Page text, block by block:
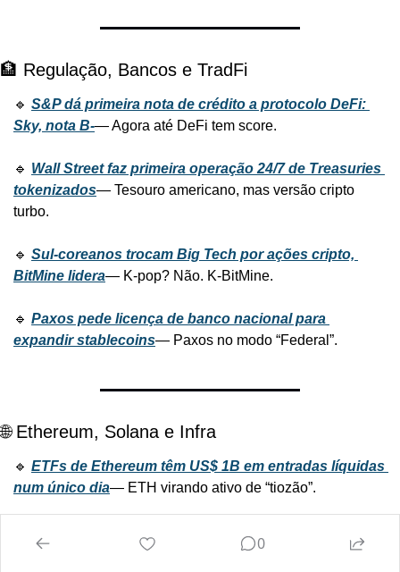
🏦 Regulação, Bancos e TradFi
🔹 S&P dá primeira nota de crédito a protocolo DeFi:
Sky, nota B-— Agora até DeFi tem score.
🔹 Wall Street faz primeira operação 24/7 de Treasuries
tokenizados— Tesouro americano, mas versão cripto
turbo.
🔹 Sul-coreanos trocam Big Tech por ações cripto,
BitMine lidera— K-pop? Não. K-BitMine.
🔹 Paxos pede licença de banco nacional para
expandir stablecoins— Paxos no modo “Federal”.
🌐 Ethereum, Solana e Infra
🔹 ETFs de Ethereum têm US$ 1B em entradas líquidas
num único dia— ETH virando ativo de “tiozão”.
mais barato
— Gas baixo, hype alto. 0